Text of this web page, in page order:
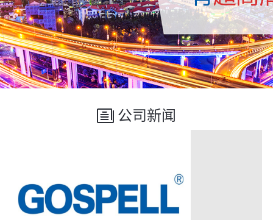
公司新闻